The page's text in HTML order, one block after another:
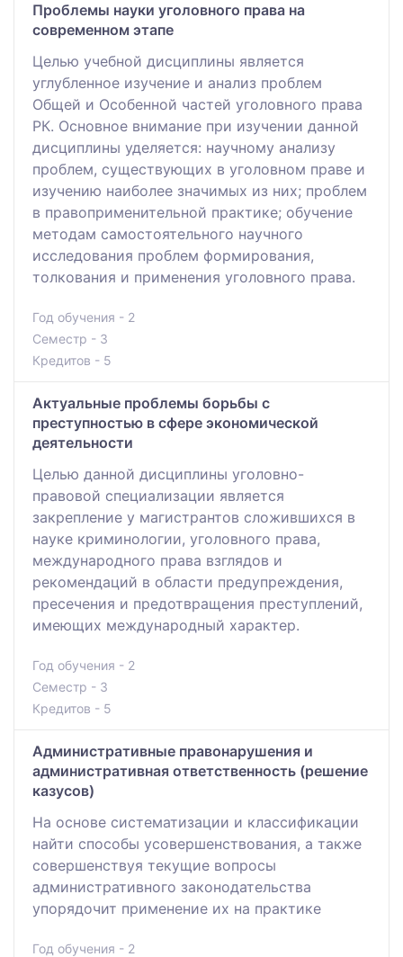
Проблемы науки уголовного права на
современном этапе
Целью учебной дисциплины является
углубленное изучение и анализ проблем
Общей и Особенной частей уголовного права
РК. Основное внимание при изучении данной
дисциплины уделяется: научному анализу
проблем, существующих в уголовном праве и
изучению наиболее значимых из них; проблем
в правоприменительной практике; обучение
методам самостоятельного научного
исследования проблем формирования,
толкования и применения уголовного права.
Год обучения - 2
Семестр - 3
Кредитов - 5
Актуальные проблемы борьбы с
преступностью в сфере экономической
деятельности
Целью данной дисциплины уголовно-
правовой специализации является
закрепление у магистрантов сложившихся в
науке криминологии, уголовного права,
международного права взглядов и
рекомендаций в области предупреждения,
пресечения и предотвращения преступлений,
имеющих международный характер.
Год обучения - 2
Семестр - 3
Кредитов - 5
Административные правонарушения и
административная ответственность (решение
казусов)
На основе систематизации и классификации
найти способы усовершенствования, а также
совершенствуя текущие вопросы
административного законодательства
упорядочит применение их на практике
Год обучения - 2